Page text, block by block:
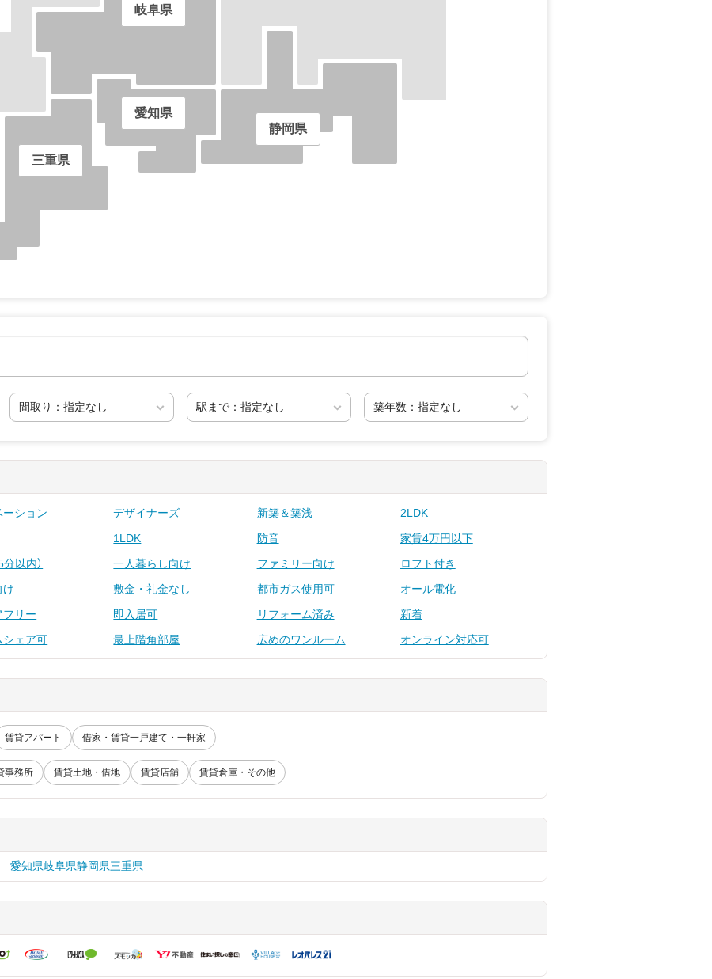
愛知県
岐阜県
静岡県
三重県
ーション デザイナーズ 新築＆築浅
2LDK
1LDK 防音
家賃4万円以下
分以内） 一人暮らし向け ファミリー向け
ロフト付き
け 敷金・礼金なし 都市ガス使用可
オール電化
フリー 即入居可 リフォーム済み
新着
シェア可 最上階角部屋 広めのワンルーム オンライン対応可
賃貸アパート 借家・賃貸一戸建て・一軒家
事務所 賃貸土地・借地 賃貸店舗 賃貸倉庫・その他
愛知県岐阜県静岡県三重県